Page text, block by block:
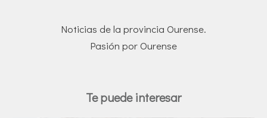
Noticias de la provincia Ourense.
Pasión por Ourense
Te puede interesar